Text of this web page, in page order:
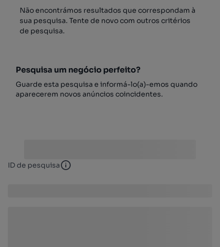
Não encontrámos resultados que correspondam à
sua pesquisa. Tente de novo com outros critérios
de pesquisa.
Pesquisa um negócio perfeito?
Guarde esta pesquisa e informá-lo(a)-emos quando
aparecerem novos anúncios coincidentes.
ID de pesquisa ID de pesquisa